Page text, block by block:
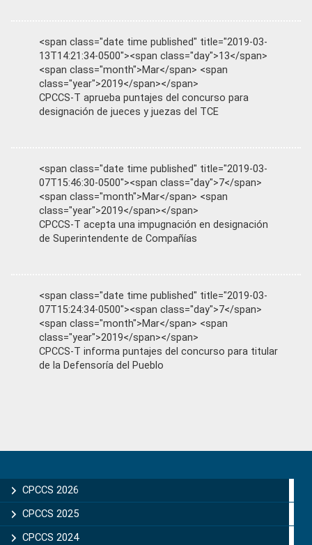
<span class="date time published" title="2019-03-
13T14:21:34-0500"><span class="day">13</span>
<span class="month">Mar</span> <span
class="year">2019</span></span>
CPCCS-T aprueba puntajes del concurso para
designación de jueces y juezas del TCE
<span class="date time published" title="2019-03-
07T15:46:30-0500"><span class="day">7</span>
<span class="month">Mar</span> <span
class="year">2019</span></span>
CPCCS-T acepta una impugnación en designación
de Superintendente de Compañías
<span class="date time published" title="2019-03-
07T15:24:34-0500"><span class="day">7</span>
<span class="month">Mar</span> <span
class="year">2019</span></span>
CPCCS-T informa puntajes del concurso para titular
de la Defensoría del Pueblo
Sidebar
CPCCS 2026
CPCCS 2025
CPCCS 2024